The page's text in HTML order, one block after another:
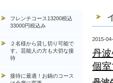
2015-
丹
個
フレンチコース13200税込
33000円税込み
２名様から貸し切り可能で
す。芸能人の方も大切な接
待
接待に最適！お鍋のコース